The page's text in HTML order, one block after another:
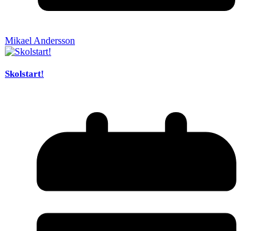
Mikael Andersson
Skolstart!